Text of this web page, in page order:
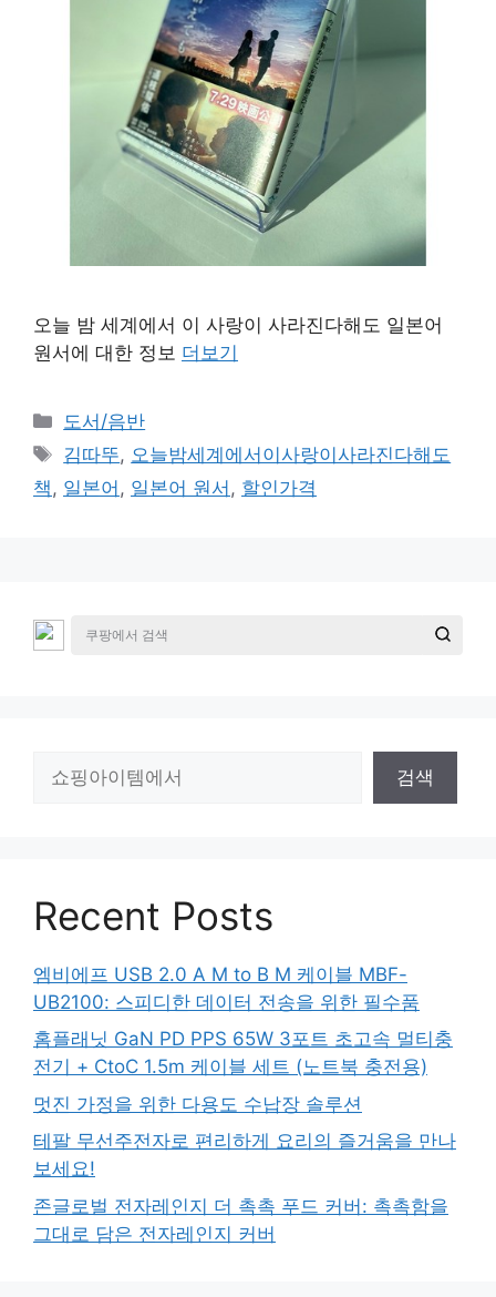
오늘 밤 세계에서 이 사랑이 사라진다해도 일본어
원서에 대한 정보 더보기
카
테
고
리
도서/음반
태
그
김따뚜, 오늘밤세계에서이사랑이사라진다해도
책 , 일본어 , 일본어 원서 , 할인가격
검색
Recent Posts
엠비에프 USB 2.0 A M to B M 케이블 MBF-
UB2100: 스피디한 데이터 전송을 위한 필수품
홈플래닛 GaN PD PPS 65W 3포트 초고속 멀티충
전기 + CtoC 1.5m 케이블 세트 (노트북 충전용)
멋진 가정을 위한 다용도 수납장 솔루션
테팔 무선주전자로 편리하게 요리의 즐거움을 만나
보세요!
존글로벌 전자레인지 더 촉촉 푸드 커버: 촉촉함을
그대로 담은 전자레인지 커버